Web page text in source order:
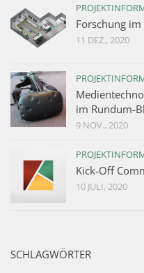
Forschung im
11 DEZ., 2020
im Rundum-
9 NOV., 2020
Kick-Off
10 JULI, 2020
SCHLAGWÖRTER